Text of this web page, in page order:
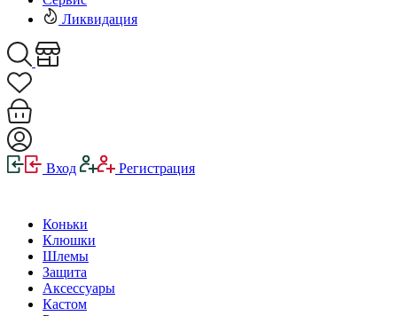
Ликвидация
Вход Регистрация
Коньки
Клюшки
Шлемы
Защита
Аксессуары
Кастом